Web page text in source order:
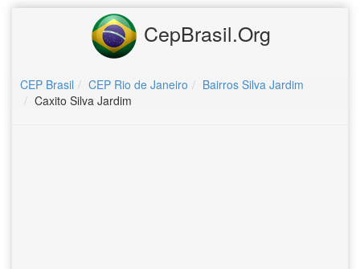
CepBrasil.Org
CEP Brasil CEP Rio de Janeiro
Bairros Silva Jardim
Caxito Silva Jardim